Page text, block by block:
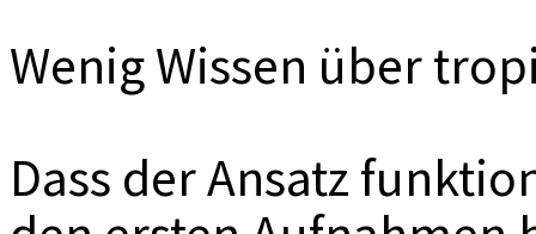
Wenig Wissen über
Dass der Ansatz